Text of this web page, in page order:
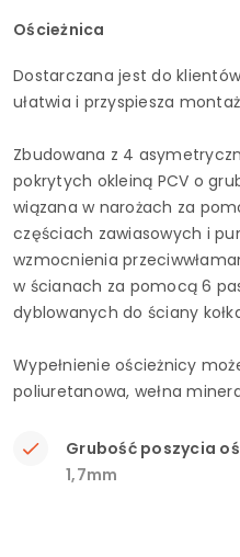
Ościeżnica
Dostarczana jest do
ułatwia i przyspiesza
Zbudowana z 4
pokrytych okleiną PCV o
wiązana w narożach za
częściach zawiasowych i
wzmocnienia
w ścianach za pomocą 6
dyblowanych do ściany
Wypełnienie ościeżnicy
poliuretanowa, wełna
Grubość poszycia
1,7mm